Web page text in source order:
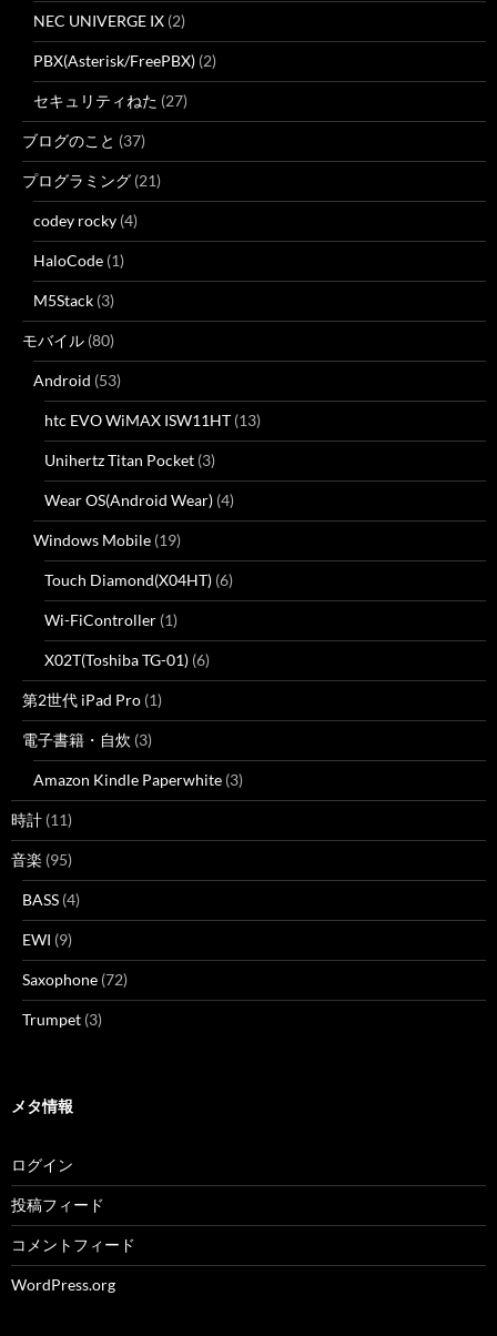
NEC UNIVERGE IX (2)
PBX(Asterisk/FreePBX) (2)
セキュリティねた (27)
ブログのこと (37)
プログラミング (21)
codey rocky (4)
HaloCode (1)
M5Stack (3)
モバイル (80)
Android (53)
htc EVO WiMAX ISW11HT (13)
Unihertz Titan Pocket (3)
Wear OS(Android Wear) (4)
Windows Mobile (19)
Touch Diamond(X04HT) (6)
Wi-FiController (1)
X02T(Toshiba TG-01) (6)
第2世代 iPad Pro (1)
電子書籍・自炊 (3)
Amazon Kindle Paperwhite (3)
時計 (11)
音楽 (95)
BASS (4)
EWI (9)
Saxophone (72)
Trumpet (3)
メタ情報
ログイン
投稿フィード
コメントフィード
WordPress.org